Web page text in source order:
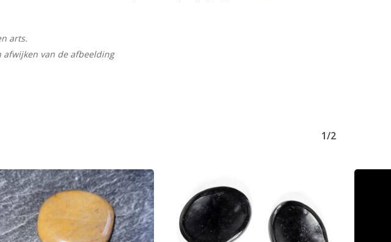
arts.
van de afbeelding
1/2